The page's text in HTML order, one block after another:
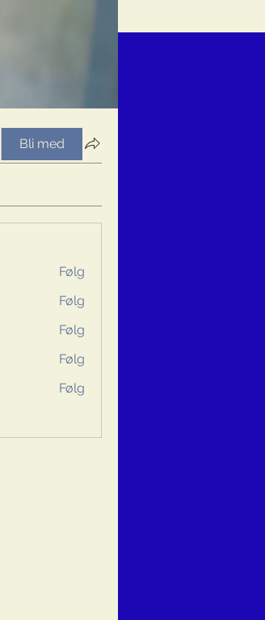
Bli med
Følg
Følg
Følg
Følg
Følg